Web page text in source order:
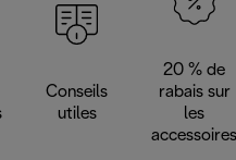
Conseils
utiles
20 % de
rabais sur
les
accessoires